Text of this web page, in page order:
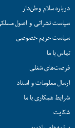
درباره سلام وطن‌دار
سیاست نشراتی و اصول
سیاست حریم خصوصی
تماس با ما
فرصت‌های شغلی
ارسال معلومات و اسناد
شرایط همکاری با ما
شکایت